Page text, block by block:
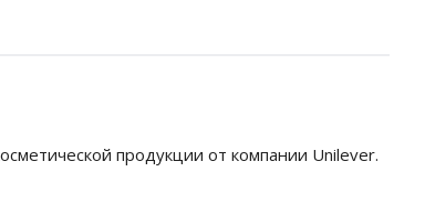
продукции от компании Unilever.